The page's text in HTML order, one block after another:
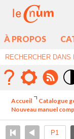
À PROPOS
Accueil Catalogue
Nouveau manuel